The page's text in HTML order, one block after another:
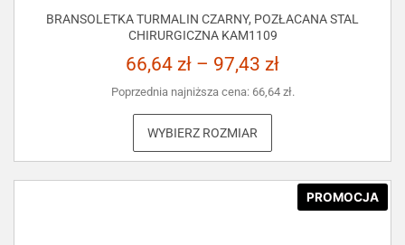
BRANSOLETKA TURMALIN CZARNY, POZŁACANA STAL
CHIRURGICZNA KAM1109
66,64 zł – 97,43 zł
Poprzednia najniższa cena: 66,64 zł.
WYBIERZ ROZMIAR
PROMOCJA